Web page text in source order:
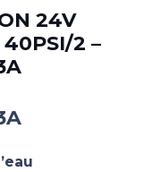
24V
2 –